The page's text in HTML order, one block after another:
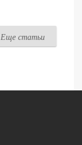
Еще статьи